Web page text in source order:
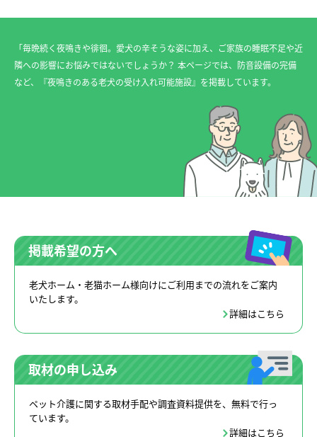
「毎晩続く夜鳴きや徘徊。愛犬の辛そうな姿に加え、ご家族の睡眠不足や近
隣への影響にお悩みではないでしょうか？ 本ページでは、防音設備の完備
など、『夜鳴きのある老犬の受け入れ可能施設』を掲載しています。
掲載希望の方へ
老犬ホーム・老猫ホーム様向けにご利用までの流れをご案内
いたします。
詳細はこちら
取材の申し込み
ペット介護に関する取材手配や調査資料提供を、無料で行っ
ています。
詳細はこちら